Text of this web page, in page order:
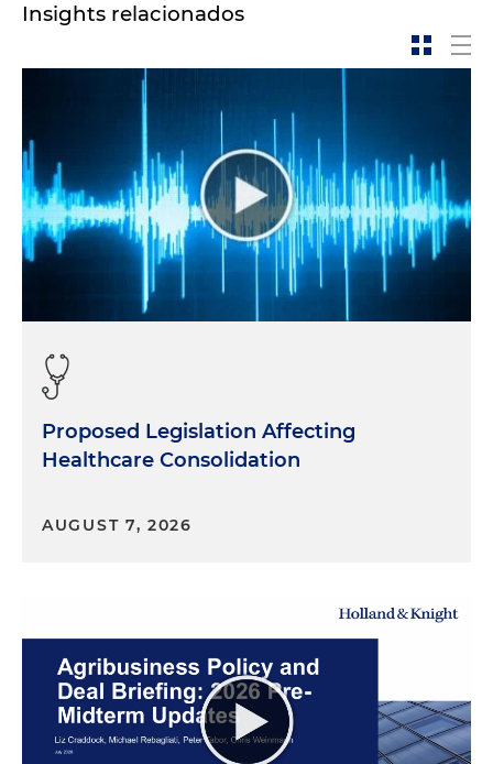
Insights relacionados
Proposed Legislation Affecting
Healthcare Consolidation
AUGUST 7, 2026